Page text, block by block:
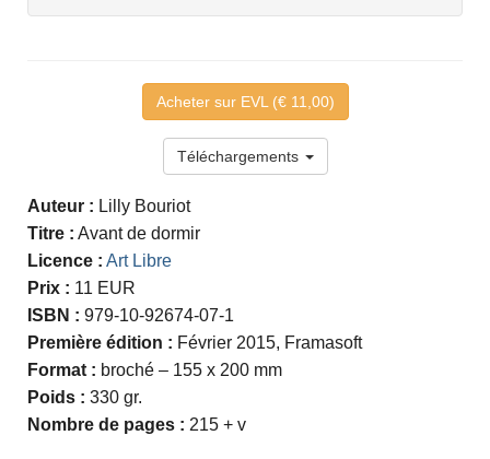
Acheter sur EVL (€ 11,00)
Téléchargements
Auteur : Lilly Bouriot
Titre : Avant de dormir
Licence : Art Libre
Prix : 11 EUR
ISBN : 979-10-92674-07-1
Première édition : Février 2015, Framasoft
Format : broché – 155 x 200 mm
Poids : 330 gr.
Nombre de pages : 215 + v